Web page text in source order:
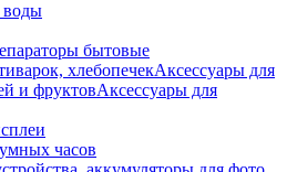
воды
бытовые
хлебопечекАксессуары для
и фруктовАксессуары для
часов